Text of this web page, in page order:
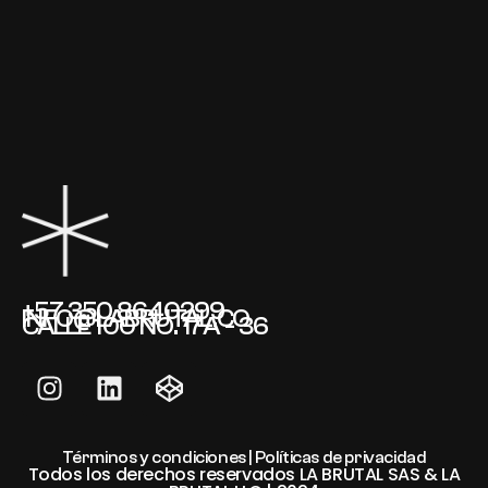
+57 350 8640299
INFO@LABRUTAL.CO
CALLE 100 NO. 17A - 36
Términos y condiciones | Políticas de privacidad
Todos los derechos reservados LA BRUTAL SAS & LA